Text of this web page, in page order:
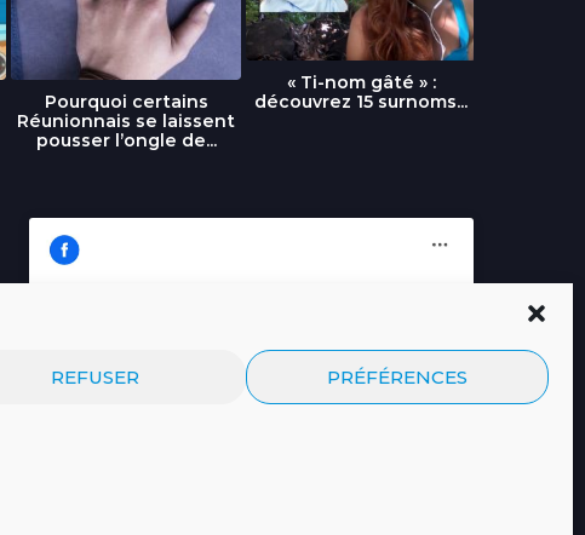
REFUSER PRÉFÉRENCES
Pourquoi certains
Réunionnais se laissent
pousser l’ongle de...
« Ti-nom gâté » :
découvrez 15 surnoms...
Journal.re
Cliquez pour accepter les cookies
marketing et activer ce contenu